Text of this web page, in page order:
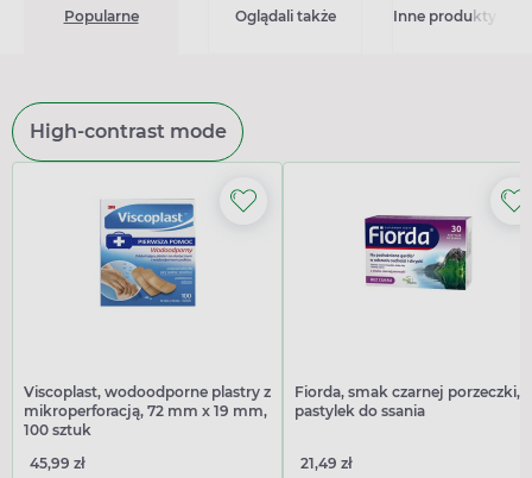
Popularne Oglądali także Inne produkty z
High-contrast mode
Viscoplast, wodoodporne plastry z
mikroperforacją, 72 mm x 19 mm,
100 sztuk
45,99 zł
Fiorda, smak czarnej porzeczki,
pastylek do ssania
21,49 zł